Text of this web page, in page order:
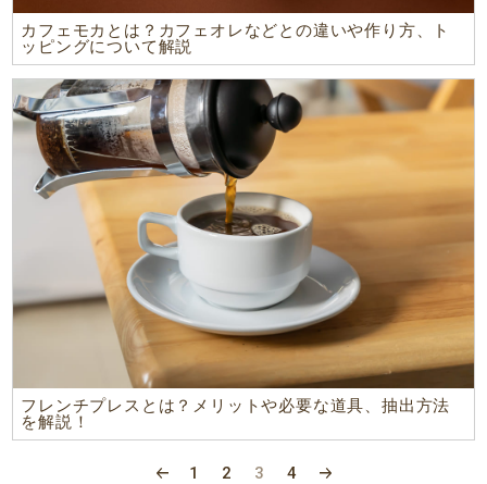
カフェモカとは？カフェオレなどとの違いや作り方、ト
ッピングについて解説
フレンチプレスとは？メリットや必要な道具、抽出方法
を解説！
1 2 3 4